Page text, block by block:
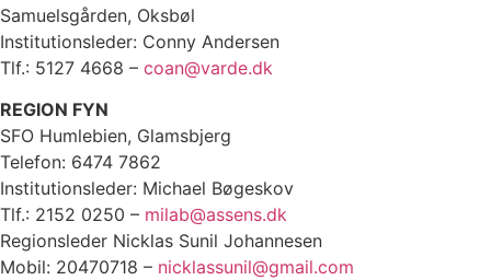
Samuelsgården, Oksbøl
Institutionsleder: Conny Andersen
Tlf.: 5127 4668 – coan@varde.dk
REGION FYN
SFO Humlebien, Glamsbjerg
Telefon: 6474 7862
Institutionsleder: Michael Bøgeskov
Tlf.: 2152 0250 – milab@assens.dk
Regionsleder Nicklas Sunil Johannesen
Mobil: 20470718 – nicklassunil@gmail.com